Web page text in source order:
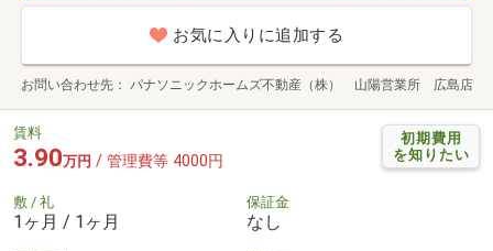
お気に入りに追加する
お問い合わせ先 パナソニックホームズ不動産（株） 山陽営業所 広島店
初期費用
を知りたい
賃料
3.90万円 / 管理費等 4000円
敷 / 礼
1ヶ月 / 1ヶ月
保証金
なし